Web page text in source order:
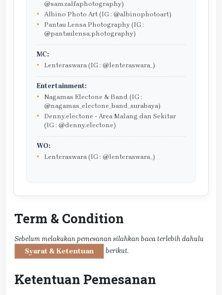
@samzalfaphotography)
Albino Photo Art (IG : @albinophotoart)
Pantau Lensa Photography (IG :
@pantaulensa.photography)
MC:
Lenteraswara (IG : @lenteraswara_)
Entertainment:
Nagamas Electone & Band (IG :
@nagamas_electone_band_surabaya)
Denny.electone - Area Malang dan Sekitar
(IG : @denny.electone)
WO:
Lenteraswara (IG : @lenteraswara_)
Term & Condition
Sebelum melakukan pemesanan silahkan baca terlebih dahulu
Syarat & Ketentuan
berikut.
Ketentuan Pemesanan